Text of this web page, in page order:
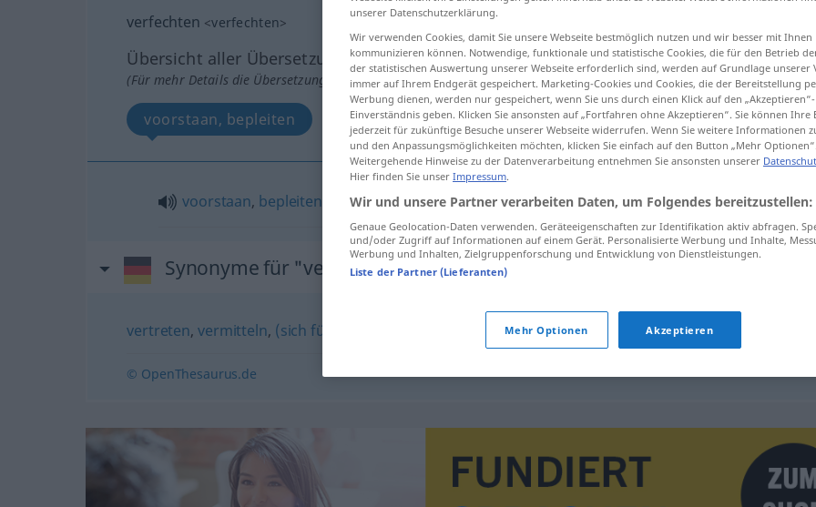
verfechten <verfechten>
Übersicht aller Übersetzungen
(Für mehr Details die Übersetzung anklicken/antippen)
voorstaan, bepleiten
voorstaan, bepleiten verfechten
Synonyme für "verfechten"
vertreten,vermitteln, (sich für etwas) aussprechen rechtfertigen,verteidigen
© OpenThesaurus.de
unserer Datenschutzerklärung.
Wir verwenden Cookies, damit Sie unsere Webseite bestmöglich nutzen und wir besser mit Ihnen
kommunizieren können. Notwendige, funktionale und statistische Cookies, die für den Betrieb
der statistischen Auswertung unserer Webseite erforderlich sind, werden auf Grundlage unserer
immer auf Ihrem Endgerät gespeichert. Marketing-Cookies und Cookies, die der Bereitstellung
Werbung dienen, werden nur gespeichert, wenn Sie uns durch einen Klick auf den
Einverständnis geben. Klicken Sie ansonsten auf „Fortfahren ohne Akzeptieren“. Sie können
jederzeit für zukünftige Besuche unserer Webseite widerrufen. Wenn Sie weitere Informationen
und den Anpassungsmöglichkeiten möchten, klicken Sie einfach auf den Button „Mehr
Weitergehende Hinweise zu der Datenverarbeitung entnehmen Sie ansonsten unserer
Hier finden Sie unser Impressum.
Wir und unsere Partner verarbeiten Daten, um Folgendes bereitzustellen:
Genaue Geolocation-Daten verwenden. Geräteeigenschaften zur Identifikation aktiv abfragen.
und/oder Zugriff auf Informationen auf einem Gerät. Personalisierte Werbung und Inhalte,
Werbung und Inhalten, Zielgruppenforschung und Entwicklung von Dienstleistungen.
Liste der Partner (Lieferanten)
Mehr Optionen Akzeptieren